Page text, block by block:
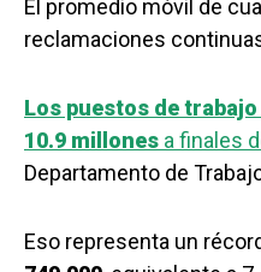
El promedio móvil de
reclamaciones
Los puestos de
10.9 millones a finales
Departamento de
Eso representa un